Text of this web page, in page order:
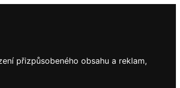
přizpůsobeného obsahu a reklam,